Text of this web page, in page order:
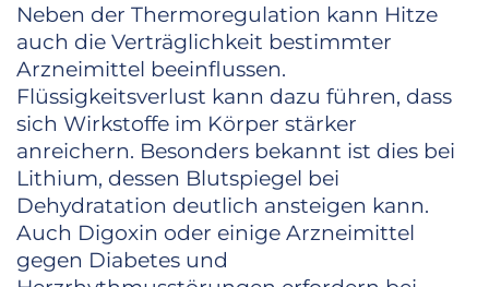
Neben der Thermoregulation kann Hitze
auch die Verträglichkeit bestimmter
Arzneimittel beeinflussen.
Flüssigkeitsverlust kann dazu führen, dass
sich Wirkstoffe im Körper stärker
anreichern. Besonders bekannt ist dies bei
Lithium, dessen Blutspiegel bei
Dehydratation deutlich ansteigen kann.
Auch Digoxin oder einige Arzneimittel
gegen Diabetes und